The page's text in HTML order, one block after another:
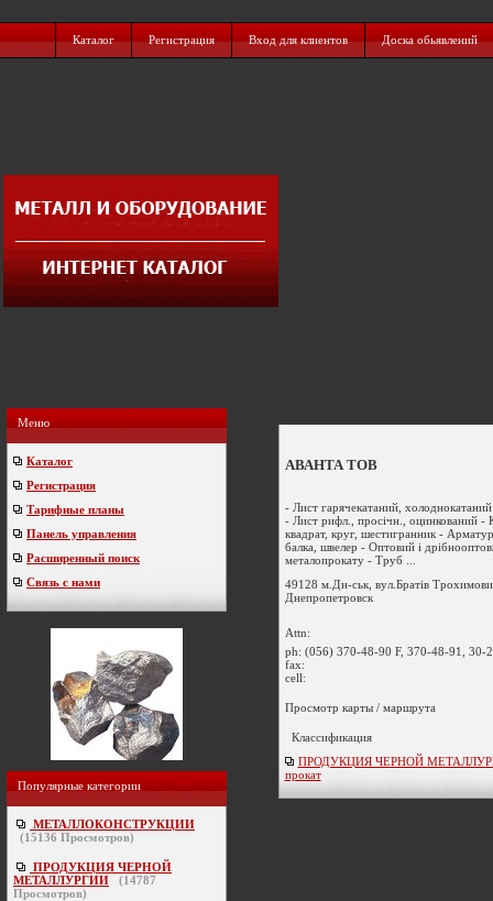
Каталог Регистрация Вход для клиентов Доска обьявлений
Меню
Каталог
Регистрация
Тарифные планы
Панель управления
Расширенный поиск
Связь с нами
Популярные категории
МЕТАЛЛОКОНСТРУКЦИИ
(15136 Просмотров)
ПРОДУКЦИЯ ЧЕРНОЙ
МЕТАЛЛУРГИИ
(14787
Просмотров)
АВАНТА ТОВ
- Лист гарячекатаний,
- Лист рифл., просiчн., оцинкований -
квадрат, круг, шестигранник -
балка, швелер - Оптовий i
металопрокату - Труб ...
49128 м.Дн-ськ, вул.Братів
Днепропетровск
Attn:
ph: (056) 370-48-90 F, 370-48-91, 30-
fax:
cell:
Просмотр карты / маршрута
Классификация
ПРОДУКЦИЯ ЧЕРНОЙ
прокат